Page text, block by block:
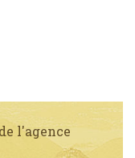
l'agence